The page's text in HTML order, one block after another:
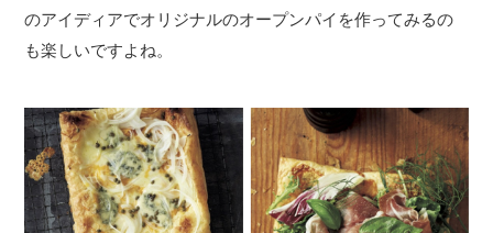
のアイディアでオリジナルのオープンパイを作ってみるの
も楽しいですよね。